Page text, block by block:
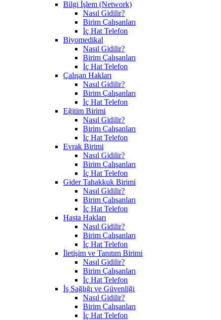
Bilgi İşlem (Network)
Nasıl Gidilir?
Birim Çalışanları
İç Hat Telefon
Biyomedikal
Nasıl Gidilir?
Birim Çalışanları
İç Hat Telefon
Çalışan Hakları
Nasıl Gidilir?
Birim Çalışanları
İç Hat Telefon
Eğitim Birimi
Nasıl Gidilir?
Birim Çalışanları
İç Hat Telefon
Evrak Birimi
Nasıl Gidilir?
Birim Çalışanları
İç Hat Telefon
Gider Tahakkuk Birimi
Nasıl Gidilir?
Birim Çalışanları
İç Hat Telefon
Hasta Hakları
Nasıl Gidilir?
Birim Çalışanları
İç Hat Telefon
İletişim ve Tanıtım Birimi
Nasıl Gidilir?
Birim Çalışanları
İç Hat Telefon
İş Sağlığı ve Güvenliği
Nasıl Gidilir?
Birim Çalışanları
İç Hat Telefon